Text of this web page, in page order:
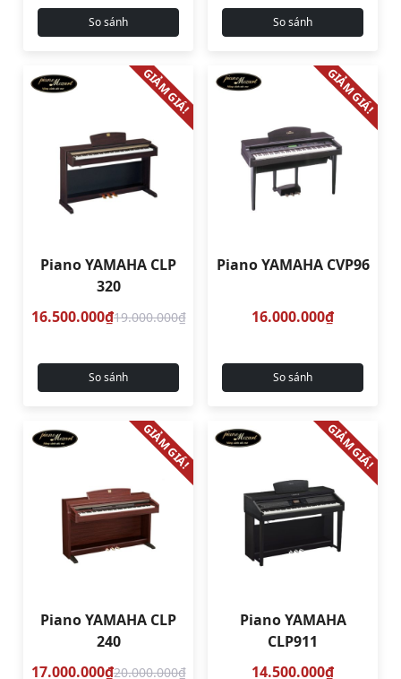
So sánh So sánh
GIẢM GIÁ!
Piano YAMAHA CLP
320
16.500.000₫19.000.000₫
So sánh
GIẢM GIÁ!
Piano YAMAHA CVP96
16.000.000₫
So sánh
GIẢM GIÁ!
Piano YAMAHA CLP
240
17.000.000₫20.000.000₫
GIẢM GIÁ!
Piano YAMAHA
CLP911
14.500.000₫